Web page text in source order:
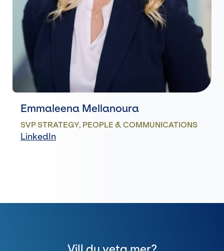
Emmaleena Mellanoura
SVP STRATEGY, PEOPLE & COMMUNICATIONS
LinkedIn